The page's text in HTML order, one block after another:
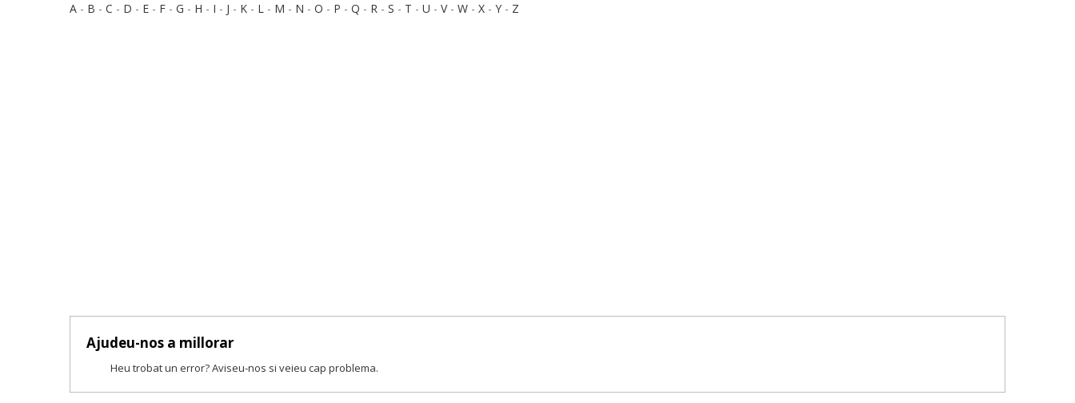
A - B - C - D - E - F - G - H - I - J - K - L - M - N - O - P - Q - R - S - T - U - V- W - X - Y - Z
Ajudeu-nos a millorar
Heu trobat un error? Aviseu-nos si veieu cap problema.